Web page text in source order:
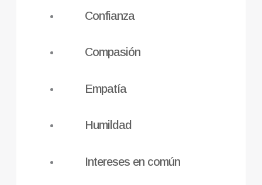
Confianza
Compasión
Empatía
Humildad
Intereses en común